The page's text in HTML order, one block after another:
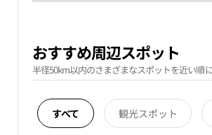
おすすめ周辺スポット
半径50km以内のさまざまなスポットを近い順
すべて 観光スポット